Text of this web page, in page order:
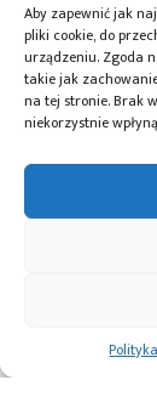
Aby zapewnić jak
pliki cookie, do
urządzeniu. Zgoda
takie jak
na tej stronie. Brak
niekorzystnie
Przeczytaj
Prototypowanie
projektu do